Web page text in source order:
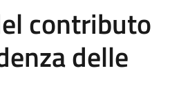
contributo
delle